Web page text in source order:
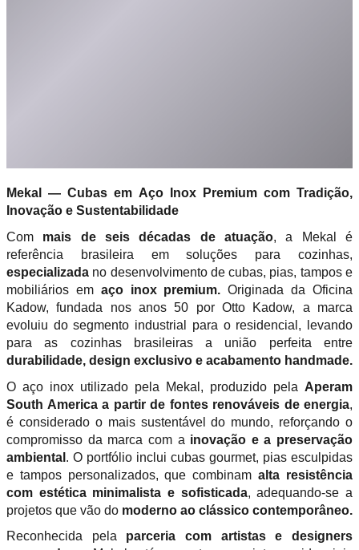
Mekal — Cubas em Aço Inox Premium com Tradição,
Inovação e Sustentabilidade
Com mais de seis décadas de atuação, a Mekal é
referência brasileira em soluções para cozinhas,
especializada no desenvolvimento de cubas, pias, tampos e
mobiliários em aço inox premium. Originada da Oficina
Kadow, fundada nos anos 50 por Otto Kadow, a marca
evoluiu do segmento industrial para o residencial, levando
para as cozinhas brasileiras a união perfeita entre
durabilidade, design exclusivo e acabamento handmade.
O aço inox utilizado pela Mekal, produzido pela Aperam
South America a partir de fontes renováveis de energia,
é considerado o mais sustentável do mundo, reforçando o
compromisso da marca com a inovação e a preservação
ambiental . O portfólio inclui cubas gourmet, pias esculpidas
e tampos personalizados, que combinamalta resistência
com estética minimalista e sofisticada, adequando-se a
projetos que vão do moderno ao clássico contemporâneo.
Reconhecida pela parceria com artistas e designers